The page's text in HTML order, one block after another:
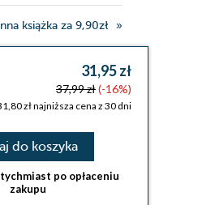
książka za 9,90zł
31,95 zł
37,99 zł(-16%)
zł najniższa cena z 30 dni
do koszyka
po opłaceniu
zakupu